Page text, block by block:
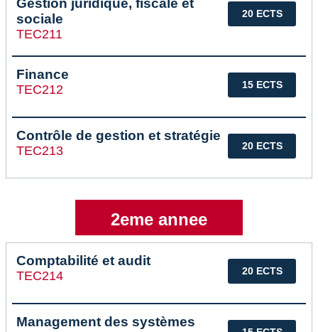
20 ECTS
Gestion juridique, fiscale et
sociale
TEC211
15 ECTS
Finance
TEC212
20 ECTS
Contrôle de gestion et stratégie
TEC213
2eme annee
20 ECTS
Comptabilité et audit
TEC214
Management des systèmes